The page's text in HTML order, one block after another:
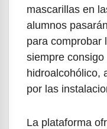
mascarillas en
alumnos
para comprobar
siempre
hidroalcohólico,
por las
La plataforma